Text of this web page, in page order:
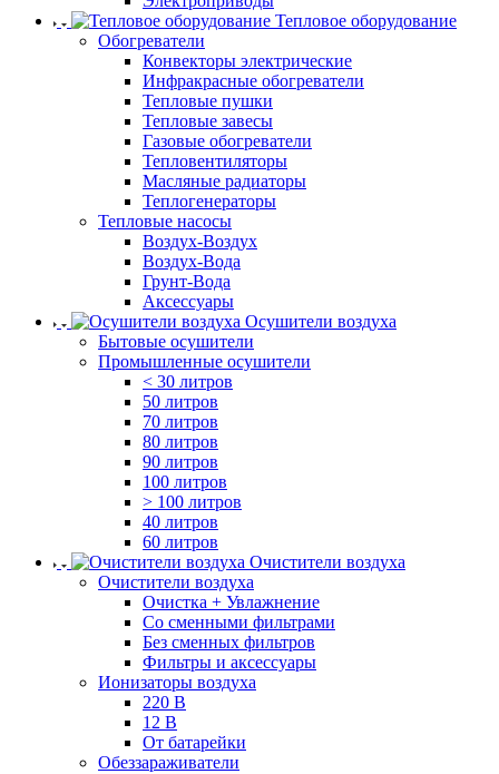
Тепловое оборудование
Обогреватели
Конвекторы электрические
Инфракрасные обогреватели
Тепловые пушки
Тепловые завесы
Газовые обогреватели
Тепловентиляторы
Масляные радиаторы
Теплогенераторы
Тепловые насосы
Воздух-Воздух
Воздух-Вода
Грунт-Вода
Аксессуары
Осушители воздуха
Бытовые осушители
Промышленные осушители
< 30 литров
50 литров
70 литров
80 литров
90 литров
100 литров
> 100 литров
40 литров
60 литров
Очистители воздуха
Очистители воздуха
Очистка + Увлажнение
Cо сменными фильтрами
Без сменных фильтров
Фильтры и аксессуары
Ионизаторы воздуха
220 В
12 В
От батарейки
Обеззараживатели